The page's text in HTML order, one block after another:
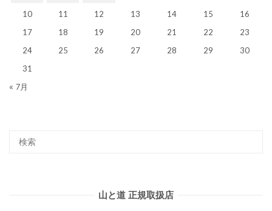
10
11 12 13 14 15
16
17
18 19 20 21 22
23
24
25 26 27 28 29
30
31
« 7月
山と道 正規取扱店